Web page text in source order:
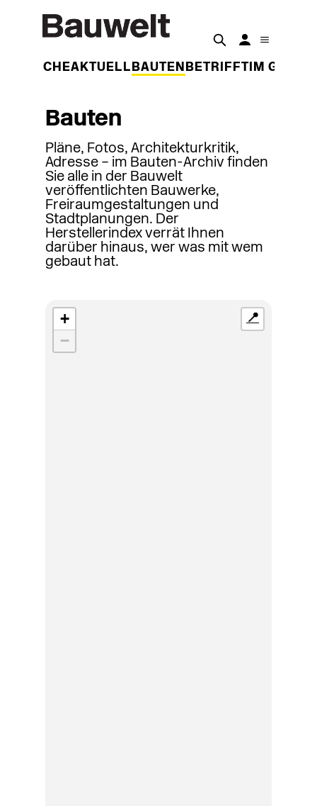
WOCHEAKTUELL BAUTEN BETRIFFT IM
Bauten
Pläne, Fotos, Architekturkritik,
Adresse – im Bauten-Archiv finden
Sie alle in der Bauwelt
veröffentlichten Bauwerke,
Freiraumgestaltungen und
Stadtplanungen. Der
Herstellerindex verrät Ihnen
darüber hinaus, wer was mit wem
gebaut hat.
+
−
📍